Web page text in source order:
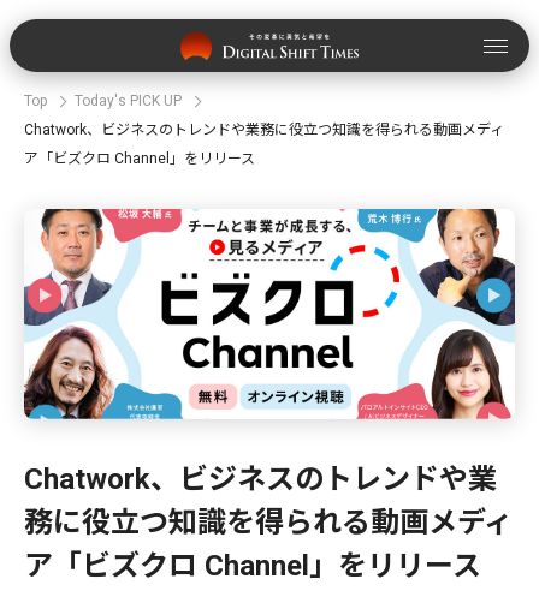
Top
Today's PICK UP
Chatwork、ビジネスのトレンドや業務に役立つ知識を得られる動画メディ
ア「ビズクロ Channel」をリリース
Chatwork、ビジネスのトレンドや業
務に役立つ知識を得られる動画メディ
ア「ビズクロ Channel」をリリース